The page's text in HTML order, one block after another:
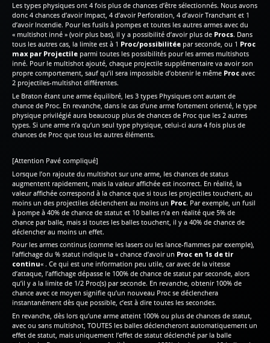
Les types physiques ont 4 fois plus de chances d’être sélectionnés. Nous avons
donc 4 chances d’avoir Impact, 4 d’avoir Perforation, 4 d’avoir Tranchant et 1
d’avoir Incendie. Pour les fusils à pompes et toutes les autres armes avec du
« multishot inné » (voir plus bas), il y a possibilité d’avoir plus de Procs. Dans
tous les autres cas, la limite est à 1 Proc/possibilitée par seconde, ou 1 Proc
max par Projectile parmi toutes les possibilités pour les armes multishots
inné. Pour le multishot ajouté, chaque projectile supplémentaire va avoir son
propre comportement, sauf qu’il sera impossible d’obtenir le même Proc avec
2 projectiles-multishot différentes.
Le Braton étant une arme équilibré, les 3 types Physiques ont autant de
chance de Proc. En revanche, dans le cas d’une arme fortement orienté, le type
physique privilégié aura beaucoup plus de chances de Proc que les 2 autres
types. Si une arme n’a qu’un seul type physique, celui-ci aura 4 fois plus de
chances de Proc que tous les autres éléments.
[Attention Pavé compliqué]
Lorsque l’on rajoute du multishot sur une arme, les chances de status
augmentent rapidement, mais la valeur affichée est incorrect. En réalité, la
valeur affichée correspond à la chance que si tous les projectiles touchent, au
moins un des projectiles déclenchent au moins un Proc. Par exemple, un fusil
à pompe à 40% de chance de statut et 10 balles n’a en réalité que 5% de
chance par balle, mais si toutes les balles touchent, il y a 40% de chance de
déclencher au moins un effet.
Pour les armes continus (comme les lasers ou les lance-flammes par exemple),
l’affichage du % statut indique la « chance d’avoir un Proc en 1s de tir
continu« . Ce qui est une information peu utile, car avec de la vitesse
d’attaque, l’affichage dépasse le 100% de chance de statut par seconde, alors
qu’il y a la limite de 1/2 Proc(s) par seconde. En revanche, obtenir 100% de
chance avec ce moyen signifie qu’un nouveau Proc se déclenchera
instantanément dès que possible, c’est à dire toutes les secondes.
En revanche, dès lors qu’une arme atteint 100% ou plus de chances de statut,
avec ou sans multishot, TOUTES les balles déclencheront automatiquement un
effet de statut, mais uniquement l’effet de statut déclenché par la balle